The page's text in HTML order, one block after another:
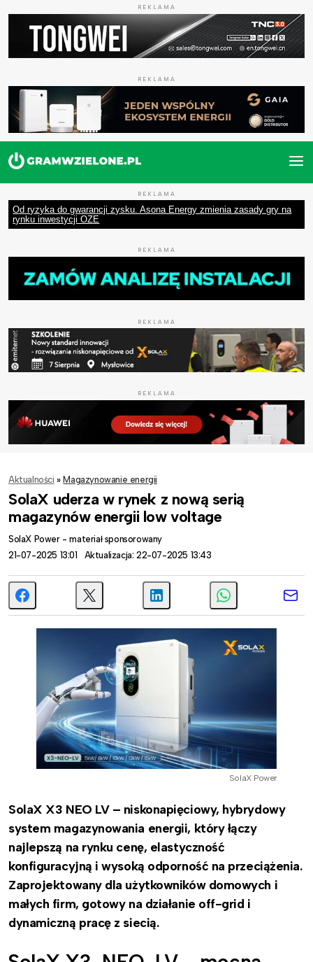
REKLAMA
REKLAMA
REKLAMA
Od ryzyka do gwarancji zysku. Asona Energy zmienia zasady gry na
rynku inwestycji OZE
REKLAMA
REKLAMA
REKLAMA
Aktualności » Magazynowanie energii
SolaX uderza w rynek z nową serią
magazynów energii low voltage
SolaX Power - materiał sponsorowany
21-07-2025 13:01
Aktualizacja: 22-07-2025 13:43
SolaX Power
SolaX X3 NEO LV – niskonapięciowy, hybrydowy
system magazynowania energii, który łączy
najlepszą na rynku cenę, elastyczność
konfiguracyjną i wysoką odporność na przeciążenia.
Zaprojektowany dla użytkowników domowych i
małych firm, gotowy na działanie off-grid i
dynamiczną pracę z siecią.